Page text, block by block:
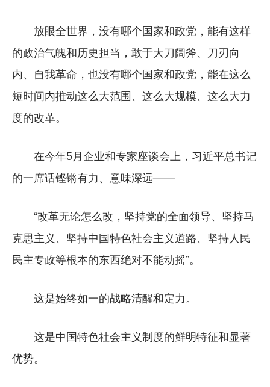
放眼全世界，没有哪个国家和政党，能有这样
的政治气魄和历史担当，敢于大刀阔斧、刀刃向
内、自我革命，也没有哪个国家和政党，能在这么
短时间内推动这么大范围、这么大规模、这么大力
度的改革。
在今年5月企业和专家座谈会上，习近平总书记
的一席话铿锵有力、意味深远——
“改革无论怎么改，坚持党的全面领导、坚持马
克思主义、坚持中国特色社会主义道路、坚持人民
民主专政等根本的东西绝对不能动摇”。
这是始终如一的战略清醒和定力。
这是中国特色社会主义制度的鲜明特征和显著
优势。